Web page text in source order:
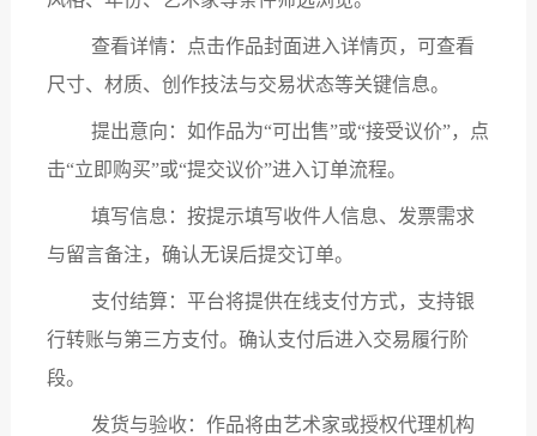
查看详情：点击作品封面进入详情页，可查看
尺寸、材质、创作技法与交易状态等关键信息。
提出意向：如作品为“可出售”或“接受议价”，点
击“立即购买”或“提交议价”进入订单流程。
填写信息：按提示填写收件人信息、发票需求
与留言备注，确认无误后提交订单。
支付结算：平台将提供在线支付方式，支持银
行转账与第三方支付。确认支付后进入交易履行阶
段。
发货与验收：作品将由艺术家或授权代理机构